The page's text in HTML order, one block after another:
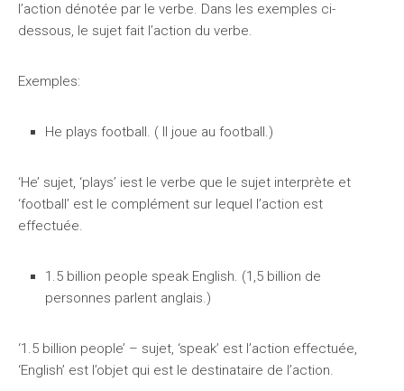
l’action dénotée par le verbe. Dans les exemples ci-
dessous, le sujet fait l’action du verbe.
Exemples:
He plays football. ( Il joue au football.)
‘He’ sujet, ‘plays’ iest le verbe que le sujet interprète et
‘football’ est le complément sur lequel l’action est
effectuée.
1.5 billion people speak English. (1,5 billion de
personnes parlent anglais.)
‘1.5 billion people’ – sujet, ‘speak’ est l’action effectuée,
‘English’ est l’objet qui est le destinataire de l’action.